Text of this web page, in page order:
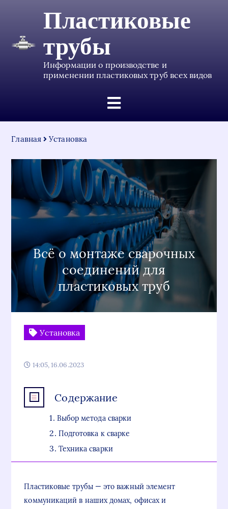
Пластиковые
трубы
Информации о производстве и
применении пластиковых труб всех видов
Главная Установка
Всё о монтаже сварочных
соединений для
пластиковых труб
Установка
14:05, 16.06.2023
Содержание
Выбор метода сварки
Подготовка к сварке
Техника сварки
Пластиковые трубы — это важный элемент
коммуникаций в наших домах, офисах и